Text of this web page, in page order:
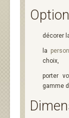
décorer
la
choix,
porter
gamme